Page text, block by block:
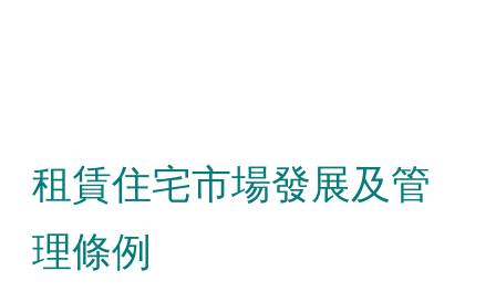
租賃住宅市場發展及管
理條例